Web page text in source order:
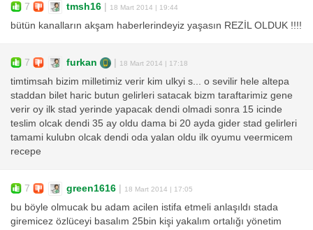
7 tmsh16 | 18 Mart 2014 | 19:44
bütün kanalların akşam haberlerindeyiz yaşasın REZİL OLDUK !!!!
7 furkan | 18 Mart 2014 | 17:18
timtimsah bizim milletimiz verir kim ulkyi s... o sevilir hele altepa
staddan bilet haric butun gelirleri satacak bizm taraftarimiz gene
verir oy ilk stad yerinde yapacak dendi olmadi sonra 15 icinde
teslim olcak dendi 35 ay oldu dama bi 20 ayda gider stad gelirleri
tamami kulubn olcak dendi oda yalan oldu ilk oyumu veermicem
recepe
7 green1616 | 18 Mart 2014 | 17:05
bu böyle olmucak bu adam acilen istifa etmeli anlaşıldı stada
giremicez özlüceyi basalım 25bin kişi yakalım ortalığı yönetim